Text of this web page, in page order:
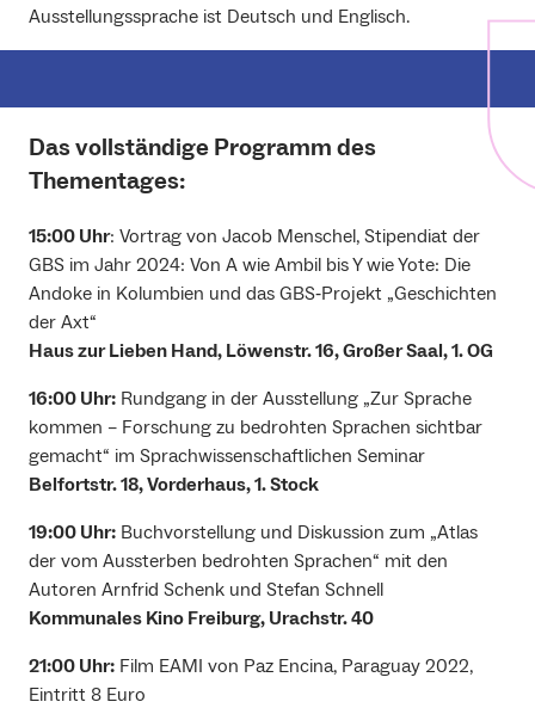
Ausstellungssprache ist Deutsch und Englisch.
Das vollständige Programm des
Thementages:
15:00 Uhr: Vortrag von Jacob Menschel, Stipendiat der
GBS im Jahr 2024: Von A wie Ambil bis Y wie Yote: Die
Andoke in Kolumbien und das GBS‐Projekt „Geschichten
der Axt“
Haus zur Lieben Hand, Löwenstr. 16, Großer Saal, 1. OG
16:00 Uhr: Rundgang in der Ausstellung „Zur Sprache
kommen – Forschung zu bedrohten Sprachen sichtbar
gemacht“ im Sprachwissenschaftlichen Seminar
Belfortstr. 18, Vorderhaus, 1. Stock
19:00 Uhr: Buchvorstellung und Diskussion zum „Atlas
der vom Aussterben bedrohten Sprachen“ mit den
Autoren Arnfrid Schenk und Stefan Schnell
Kommunales Kino Freiburg, Urachstr. 40
21:00 Uhr: Film EAMI von Paz Encina, Paraguay 2022,
Eintritt 8 Euro